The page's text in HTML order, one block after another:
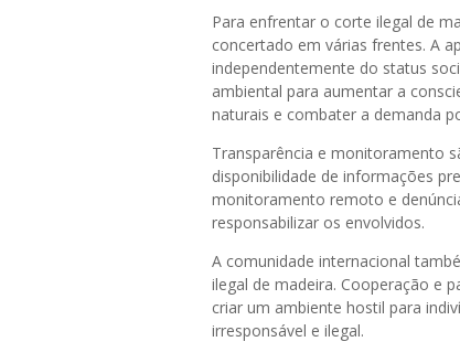
Para enfrentar o corte ilegal de
concertado em várias frentes. A
independentemente do status
ambiental para aumentar a
naturais e combater a demanda
Transparência e monitoramento
disponibilidade de informações
monitoramento remoto e
responsabilizar os envolvidos.
A comunidade internacional
ilegal de madeira. Cooperação e
criar um ambiente hostil para
irresponsável e ilegal.